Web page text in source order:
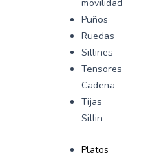
movilidad
Puños
Ruedas
Sillines
Tensores
Cadena
Tijas
Sillin
Platos